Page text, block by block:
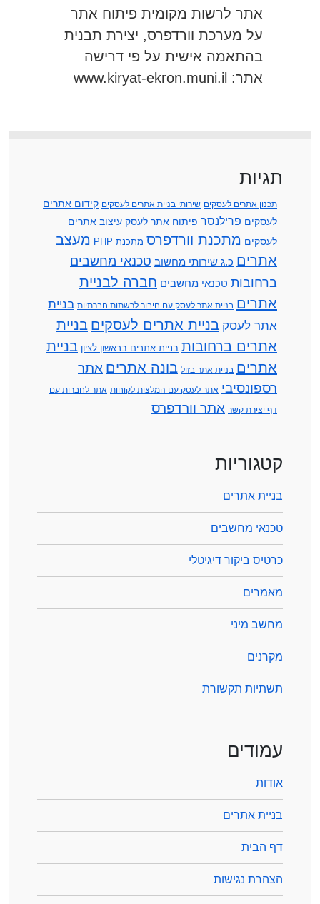
אתר לרשות מקומית פיתוח אתר
על מערכת וורדפרס, יצירת תבנית
בהתאמה אישית על פי דרישה
אתר: www.kiryat-ekron.muni.il
תגיות
תכנון אתרים לעסקים שירותי בניית אתרים לעסקים קידום אתרים
לעסקים פרילנסר פיתוח אתר לעסק עיצוב אתרים
לעסקים מתכנת וורדפרס מתכנת PHP
מעצב
אתרים כ.ג שירותי מחשוב טכנאי מחשבים
ברחובות טכנאי מחשבים חברה לבניית
אתרים בניית אתר לעסק עם חיבור לרשתות חברתיות בניית
אתר לעסק בניית אתרים לעסקים בניית
אתרים ברחובות בניית אתרים בראשון לציון בניית
אתרים בניית אתר בזול בונה אתרים אתר
רספונסיבי אתר לעסק עם המלצות לקוחות אתר לחברות עם
דף יצירת קשר אתר וורדפרס
קטגוריות
בניית אתרים
טכנאי מחשבים
כרטיס ביקור דיגיטלי
מאמרים
מחשב מיני
מקרנים
תשתיות תקשורת
עמודים
אודות
בניית אתרים
דף הבית
הצהרת נגישות